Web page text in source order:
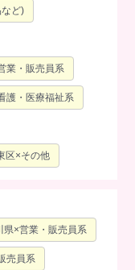
ど)
業・販売員系
護・医療福祉系
区×その他
県×営業・販売員系
売員系